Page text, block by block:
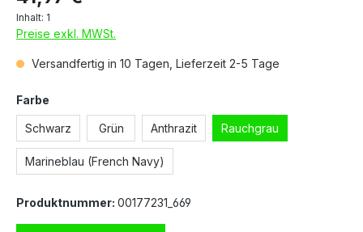
Inhalt: 1
Preise exkl. MWSt.
Versandfertig in 10 Tagen, Lieferzeit 2-5 Tage
Farbe
Schwarz Grün Anthrazit Rauchgrau
Marineblau (French Navy)
Produktnummer: 00177231_669